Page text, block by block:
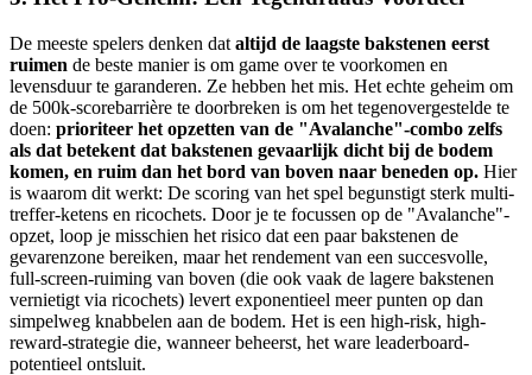
De meeste spelers denken dat altijd de laagste bakstenen eerst
ruimen de beste manier is om game over te voorkomen en
levensduur te garanderen. Ze hebben het mis. Het echte geheim om
de 500k-scorebarrière te doorbreken is om het tegenovergestelde te
doen: prioriteer het opzetten van de "Avalanche"-combo zelfs
als dat betekent dat bakstenen gevaarlijk dicht bij de bodem
komen, en ruim dan het bord van boven naar beneden op. Hier
is waarom dit werkt: De scoring van het spel begunstigt sterk multi-
treffer-ketens en ricochets. Door je te focussen op de "Avalanche"-
opzet, loop je misschien het risico dat een paar bakstenen de
gevarenzone bereiken, maar het rendement van een succesvolle,
full-screen-ruiming van boven (die ook vaak de lagere bakstenen
vernietigt via ricochets) levert exponentieel meer punten op dan
simpelweg knabbelen aan de bodem. Het is een high-risk, high-
reward-strategie die, wanneer beheerst, het ware leaderboard-
potentieel ontsluit.